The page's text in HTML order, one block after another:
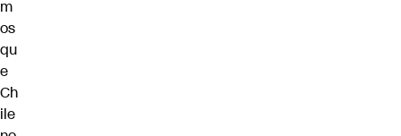
m
os
qu
e
Ch
ile